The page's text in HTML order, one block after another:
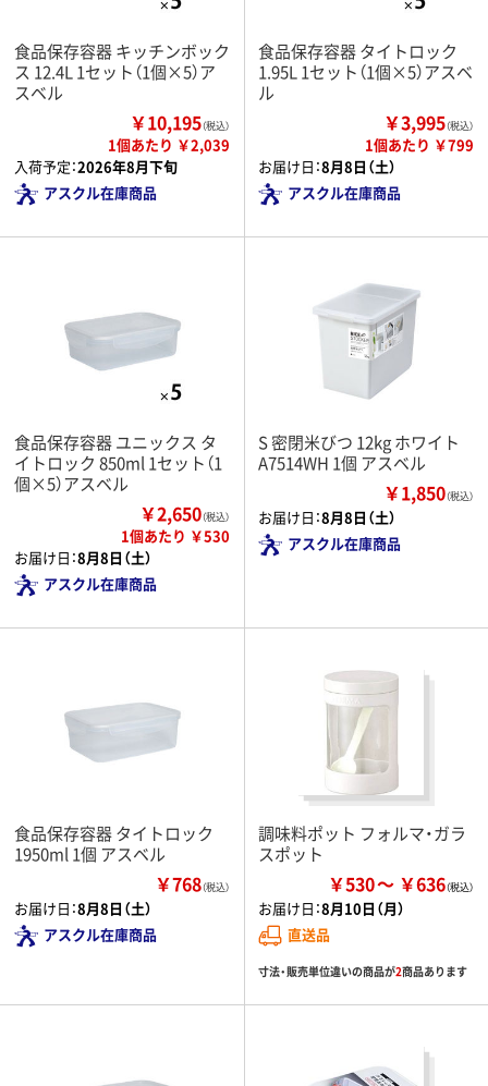
食品保存容器 キッチンボック
ス 12.4L 1セット（1個×5）ア
スベル
￥10,195（税込）
1個あたり ￥2,039
入荷予定：2026年8月下旬
アスクル在庫商品
食品保存容器 タイトロック
1.95L 1セット（1個×5）アスベ
ル
￥3,995（税込）
1個あたり ￥799
お届け日：8月8日（土）
アスクル在庫商品
食品保存容器 ユニックス タ
イトロック 850ml 1セット（1
個×5）アスベル
￥2,650（税込）
1個あたり ￥530
お届け日：8月8日（土）
アスクル在庫商品
S 密閉米びつ 12kg ホワイト
A7514WH 1個 アスベル
￥1,850（税込）
お届け日：8月8日（土）
アスクル在庫商品
食品保存容器 タイトロック
1950ml 1個 アスベル
￥768（税込）
お届け日：8月8日（土）
アスクル在庫商品
調味料ポット フォルマ・ガラ
スポット
￥530 ￥636
お届け日：8月10日（月）
直送品
寸法・販売単位違いの商品が2商品あります